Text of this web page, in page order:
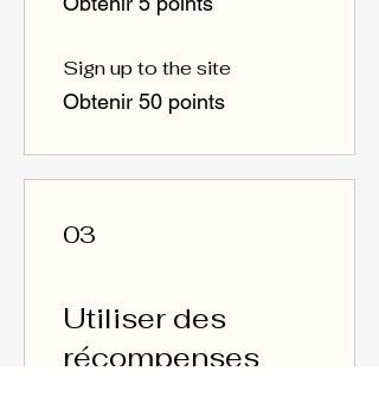
Sign up to the site
Obtenir 50 points
03
Utiliser des
récompenses